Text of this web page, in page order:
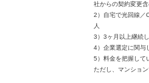
社からの契約変更
2）自宅で光回線／
人
3）3ヶ月以上継続
4）企業選定に関与
5）料金を把握して
ただし、マンショ